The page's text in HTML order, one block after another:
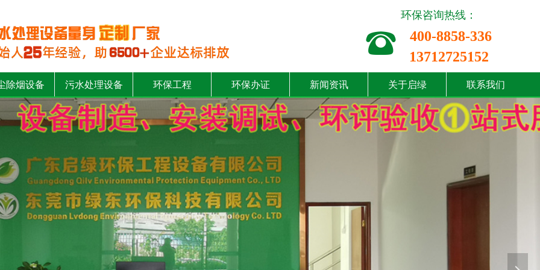
뀰
400-8858-336
13712725152
环保咨询热线：
除烟设备 污水处理设备 环保工程 环保办证 新闻资讯 关于启绿 联系我们